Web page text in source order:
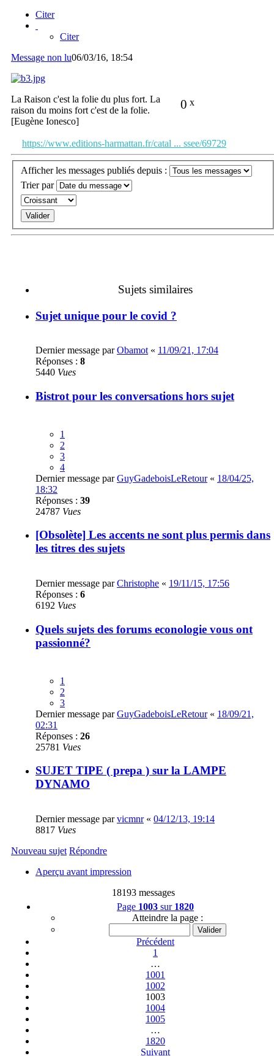
Citer
Citer
Message non lu06/03/16, 18:54
0 x
La Raison c'est la folie du plus fort. La
raison du moins fort c'est de la folie.
[Eugène Ionesco]
https://www.editions-harmattan.fr/catal ... ssee/69729
Afficher les messages publiés depuis :
Trier par
Sujets similaires
Sujet unique pour le covid ?
Dernier message parObamot « 11/09/21, 17:04
Réponses : 8
5440 Vues
Bistrot pour les conversations hors sujet
1
2
3
4
Dernier message parGuyGadeboisLeRetour« 18/04/25,
18:32
Réponses : 39
24787 Vues
[Obsolète] Les accents ne sont plus permis dans
les titres des sujets
Dernier message parChristophe « 19/11/15, 17:56
Réponses : 6
6192 Vues
Quels sujets des forums econologie vous ont
passionné?
1
2
3
Dernier message parGuyGadeboisLeRetour« 18/09/21,
02:31
Réponses : 26
25781 Vues
SUJET TIPE ( prepa ) sur la LAMPE
DYNAMO
Dernier message parvicmnr« 04/12/13, 19:14
8817 Vues
Nouveau sujet Répondre
Aperçu avant impression
18193 messages
Page 1003 sur 1820
Atteindre la page :
Précédent
1
…
1001
1002
1003
1004
1005
…
1820
Suivant